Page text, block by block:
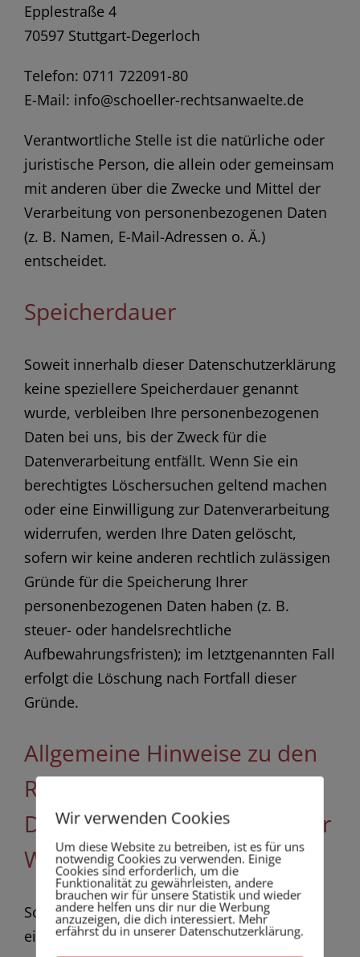
Epplestraße 4
70597 Stuttgart-Degerloch
Telefon: 0711 722091-80
E-Mail: info@schoeller-rechtsanwaelte.de
Verantwortliche Stelle ist die natürliche oder
juristische Person, die allein oder gemeinsam
mit anderen über die Zwecke und Mittel der
Verarbeitung von personenbezogenen Daten
(z. B. Namen, E-Mail-Adressen o. Ä.)
entscheidet.
Speicherdauer
Soweit innerhalb dieser Datenschutzerklärung
keine speziellere Speicherdauer genannt
wurde, verbleiben Ihre personenbezogenen
Daten bei uns, bis der Zweck für die
Datenverarbeitung entfällt. Wenn Sie ein
berechtigtes Löschersuchen geltend machen
oder eine Einwilligung zur Datenverarbeitung
widerrufen, werden Ihre Daten gelöscht,
sofern wir keine anderen rechtlich zulässigen
Gründe für die Speicherung Ihrer
personenbezogenen Daten haben (z. B.
steuer- oder handelsrechtliche
Aufbewahrungsfristen); im letztgenannten Fall
erfolgt die Löschung nach Fortfall dieser
Gründe.
Allgemeine Hinweise zu den
Rechtsgrundlagen der
Datenverarbeitung auf dieser
Website
Sofern Sie in die Datenverarbeitung
eingewilligt haben, verarbeiten wir Ihre
Wir verwenden Cookies
Um diese Website zu betreiben, ist es für uns
notwendig Cookies zu verwenden. Einige
Cookies sind erforderlich, um die
Funktionalität zu gewährleisten, andere
brauchen wir für unsere Statistik und wieder
andere helfen uns dir nur die Werbung
anzuzeigen, die dich interessiert. Mehr
erfährst du in unserer Datenschutzerklärung.